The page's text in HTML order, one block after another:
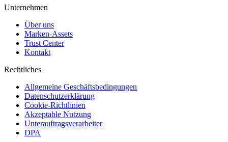
Unternehmen
Über uns
Marken-Assets
Trust Center
Kontakt
Rechtliches
Allgemeine Geschäftsbedingungen
Datenschutzerklärung
Cookie-Richtlinien
Akzeptable Nutzung
Unterauftragsverarbeiter
DPA